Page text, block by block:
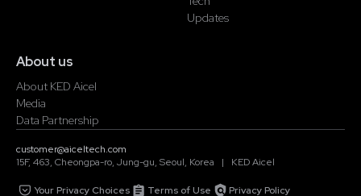
Updates
About us
About KED Aicel
Media
Data Partnership
customer@aiceltech.com
15F, 463, Cheongpa-ro, Jung-gu, Seoul, Korea | KED Aicel
Your Privacy Choices Terms of Use Privacy Policy